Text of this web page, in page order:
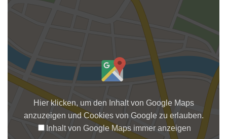
Hier klicken, um den Inhalt von Google Maps
anzuzeigen und Cookies von Google zu erlauben.
Inhalt von Google Maps immer anzeigen